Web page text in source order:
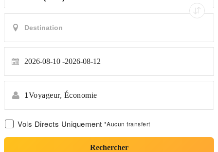
2026-08-10 2026-08-12
1Voyageur, Économie
Vols Directs Uniquement *Aucun transfert
Rechercher